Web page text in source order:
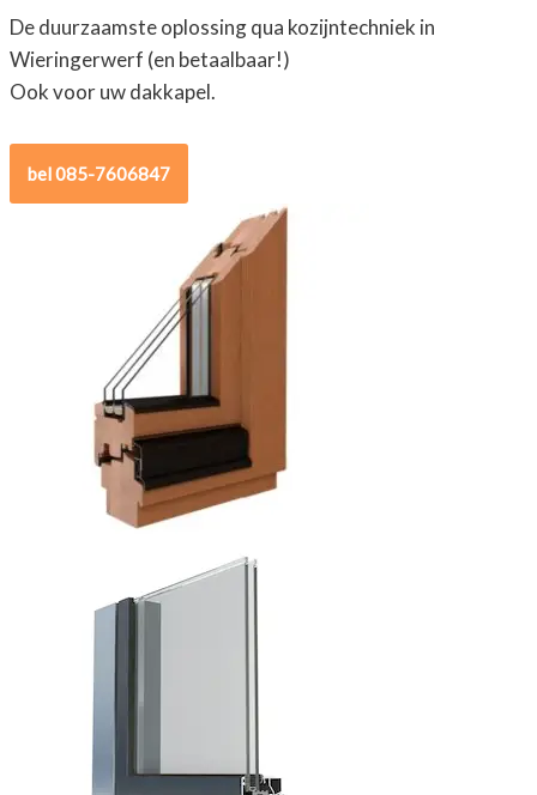
De duurzaamste oplossing qua kozijntechniek in
Wieringerwerf (en betaalbaar!)
Ook voor uw dakkapel.
bel 085-7606847